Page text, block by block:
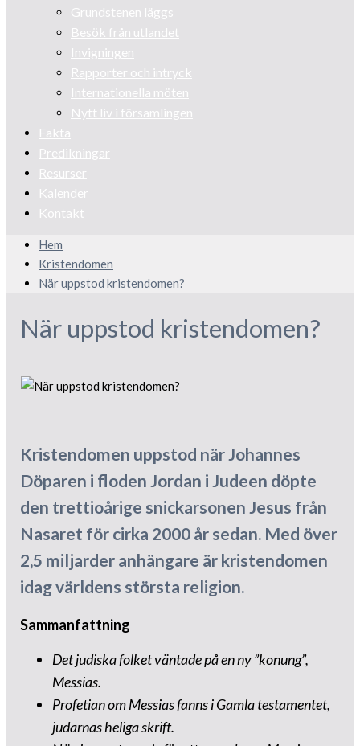
Grundstenen läggs
Besök från utlandet
Invigningen
Rapporter och intryck
Internationella möten
Nytt liv i församlingen
Fakta
Predikningar
Resurser
Kalender
Kontakt
Hem
Kristendomen
När uppstod kristendomen?
När uppstod kristendomen?
Kristendomen uppstod när Johannes
Döparen i floden Jordan i Judeen döpte
den trettioårige snickarsonen Jesus från
Nasaret för cirka 2000 år sedan. Med över
2,5 miljarder anhängare är kristendomen
idag världens största religion.
Sammanfattning
Det judiska folket väntade på en ny ”konung”,
Messias.
Profetian om Messias fanns i Gamla testamentet,
judarnas heliga skrift.